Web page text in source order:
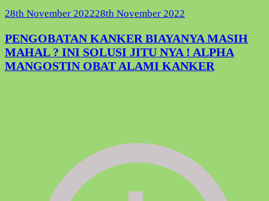
28th November 202228th November 2022
PENGOBATAN KANKER BIAYANYA MASIH
MAHAL ? INI SOLUSI JITU NYA ! ALPHA
MANGOSTIN OBAT ALAMI KANKER